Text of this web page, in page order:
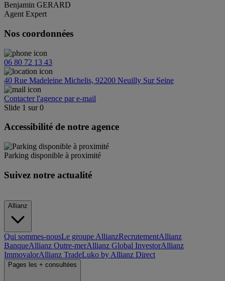
Benjamin GERARD
Agent Expert
Nos coordonnées
06 80 72 13 43
40 Rue Madeleine Michelis, 92200 Neuilly Sur Seine
Contacter l'agence par e-mail
Slide 1 sur0
Accessibilité de notre agence
Parking disponible à proximité
Suivez notre actualité
Allianz
Qui sommes-nousLe groupe AllianzRecrutementAllianz
BanqueAllianz Outre-merAllianz Global InvestorAllianz
ImmovalorAllianz TradeLuko by Allianz Direct
Pages les + consultées